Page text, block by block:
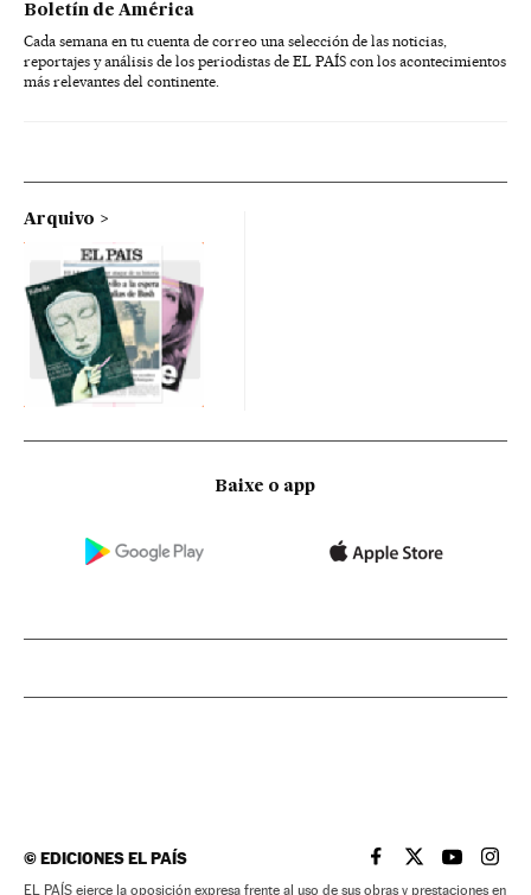
Boletín de América
Cada semana en tu cuenta de correo una selección de las noticias,
reportajes y análisis de los periodistas de EL PAÍS con los acontecimientos
más relevantes del continente.
Arquivo
Baixe o app
©EDICIONES EL PAÍS EL PAÍS BRASIL EN
EL PAÍSEL PAÍS
EL
EL PAÍS ejerce la oposición expresa frente al uso de sus obras y prestaciones en